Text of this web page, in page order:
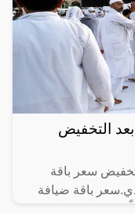
التخفيض
سعر باقة
ريال سعودي.سعر باقة ضيافة